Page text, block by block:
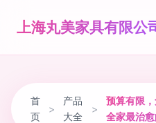
上海丸美家具有限公
首
页
>
产品
大全
>
预算有限
全家最治